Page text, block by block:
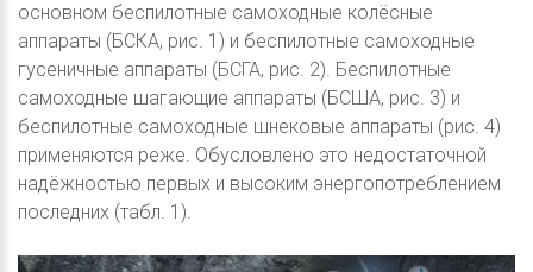
основном беспилотные самоходные колёсные
аппараты (БСКА, рис. 1) и беспилотные самоходные
гусеничные аппараты (БСГА, рис. 2). Беспилотные
самоходные шагающие аппараты (БСША, рис. 3) и
беспилотные самоходные шнековые аппараты (рис. 4)
применяются реже. Обусловлено это недостаточной
надёжностью первых и высоким энергопотреблением
последних (табл. 1).